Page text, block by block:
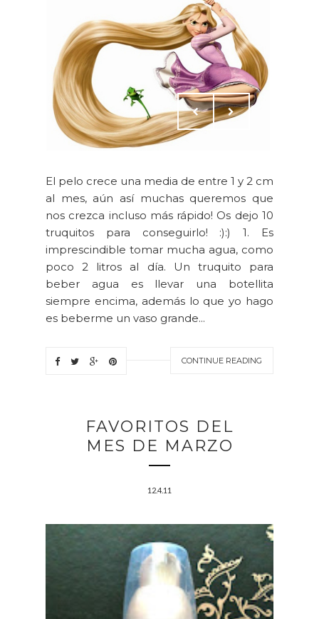
El pelo crece una media de entre 1 y 2 cm
al mes, aún así muchas queremos que
nos crezca incluso más rápido! Os dejo 10
truquitos para conseguirlo! :):) 1. Es
imprescindible tomar mucha agua, como
poco 2 litros al día. Un truquito para
beber agua es llevar una botellita
siempre encima, además lo que yo hago
es beberme un vaso grande...
CONTINUE READING
FAVORITOS DEL
MES DE MARZO
12.4.11